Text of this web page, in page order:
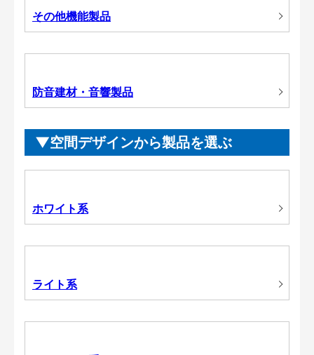
その他機能製品
防音建材・音響製品
空間デザインから製品を選ぶ
ホワイト系
ライト系